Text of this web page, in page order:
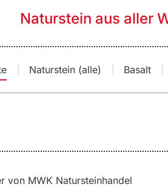
Naturstein aus aller
Naturstein (alle) Basalt
von MWK Natursteinhandel